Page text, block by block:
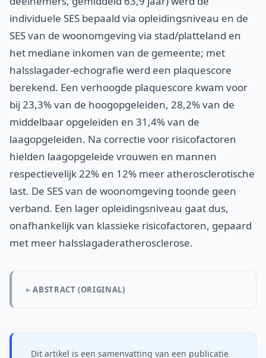
individuele SES bepaald via opleidingsniveau en de
SES van de woonomgeving via stad/platteland en
het mediane inkomen van de gemeente; met
halsslagader-echografie werd een plaquescore
berekend. Een verhoogde plaquescore kwam voor
bij 23,3% van de hoogopgeleiden, 28,2% van de
middelbaar opgeleiden en 31,4% van de
laagopgeleiden. Na correctie voor risicofactoren
hielden laagopgeleide vrouwen en mannen
respectievelijk 22% en 12% meer atherosclerotische
last. De SES van de woonomgeving toonde geen
verband. Een lager opleidingsniveau gaat dus,
onafhankelijk van klassieke risicofactoren, gepaard
met meer halsslagaderatherosclerose.
ABSTRACT (ORIGINAL)
Dit artikel is een samenvatting van een publicatie